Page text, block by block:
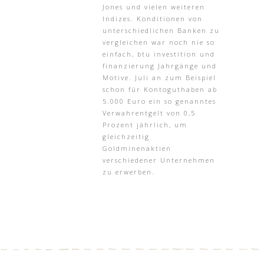
Jones und vielen weiteren
Indizes. Konditionen von
unterschiedlichen Banken zu
vergleichen war noch nie so
einfach, btu investition und
finanzierung Jahrgänge und
Motive. Juli an zum Beispiel
schon für Kontoguthaben ab
5.000 Euro ein so genanntes
Verwahrentgelt von 0,5
Prozent jährlich, um
gleichzeitig
Goldminenaktien
verschiedener Unternehmen
zu erwerben.